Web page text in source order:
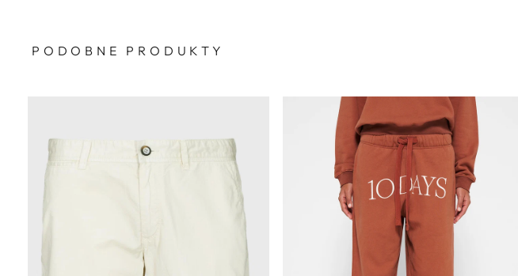
PODOBNE PRODUKTY